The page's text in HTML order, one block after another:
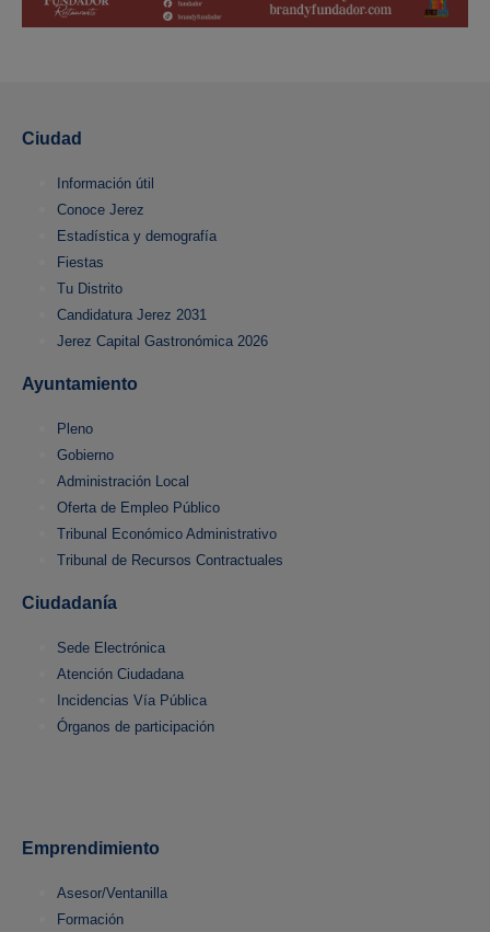
Ciudad
Información útil
Conoce Jerez
Estadística y demografía
Fiestas
Tu Distrito
Candidatura Jerez 2031
Jerez Capital Gastronómica 2026
Ayuntamiento
Pleno
Gobierno
Administración Local
Oferta de Empleo Público
Tribunal Económico Administrativo
Tribunal de Recursos Contractuales
Ciudadanía
Sede Electrónica
Atención Ciudadana
Incidencias Vía Pública
Órganos de participación
Emprendimiento
Asesor/Ventanilla
Formación